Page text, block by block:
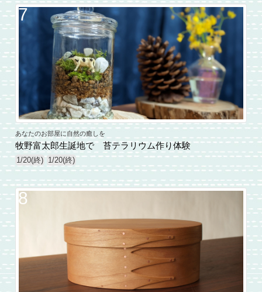
7
あなたのお部屋に自然の癒しを
牧野富太郎生誕地で 苔テラリウム作り体験
1/20(終) 1/20(終)
8